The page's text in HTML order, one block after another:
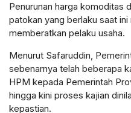
Penurunan harga komoditas
patokan yang berlaku saat
memberatkan pelaku usaha.
Menurut Safaruddin,
sebenarnya telah beberapa
HPM kepada Pemerintah
hingga kini proses kajian
kepastian.